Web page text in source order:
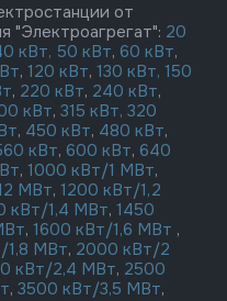
от
"Электроагрегат": 20
кВт, 50 кВт, 60 кВт,
, 120 кВт, 130 кВт, 150
, 220 кВт, 240 кВт,
кВт, 315 кВт, 320
, 450 кВт, 480 кВт,
кВт, 600 кВт, 640
, 1000 кВт/1 МВт,
МВт, 1200 кВт/1,2
кВт/1,4 МВт, 1450
, 1600 кВт/1,6 МВт ,
1,8 МВт, 2000 кВт/2
кВт/2,4 МВт, 2500
, 3500 кВт/3,5 МВт,